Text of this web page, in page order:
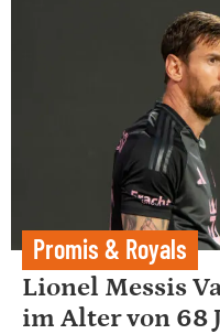
Promis & Royals
Lionel Messis
im Alter von 68